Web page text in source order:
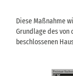
Diese Maßnahme
Grundlage des von
beschlossenen